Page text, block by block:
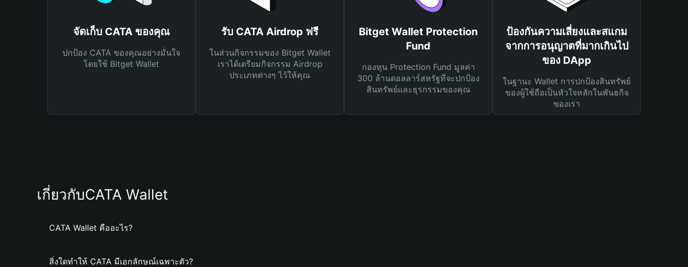
จัดเก็บ CATA ของคุณ
ปกป้อง CATA ของคุณอย่างมั่นใจ
โดยใช้ Bitget Wallet
รับ CATA Airdrop ฟรี
ในส่วนกิจกรรมของ Bitget Wallet
เราได้เตรียมกิจกรรม Airdrop
ประเภทต่างๆ ไว้ให้คุณ
Bitget Wallet Protection
Fund
กองทุน Protection Fund มูลค่า
300 ล้านดอลลาร์สหรัฐที่จะปกป้อง
สินทรัพย์และธุรกรรมของคุณ
ป้องกันความเสี่ยงและสแกม
จากการอนุญาตที่มากเกินไป
ของ DApp
ในฐานะ Wallet การปกป้องสินทรัพย์
ของผู้ใช้ถือเป็นหัวใจหลักในพันธกิจ
ของเรา
เกี่ยวกับCATA Wallet
CATA Wallet คืออะไร?
สิ่งใดทำให้ CATA มีเอกลักษณ์เฉพาะตัว?